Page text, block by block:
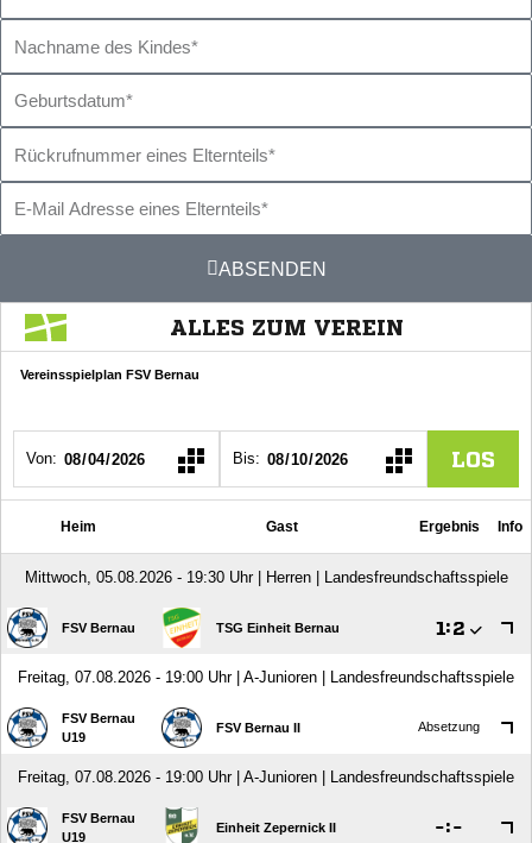
des
Kindes
Nachname
des
Kindes
Geburtsdatum
Rückrufnummer
eines
Elternteils
E-
Mail
ABSENDEN